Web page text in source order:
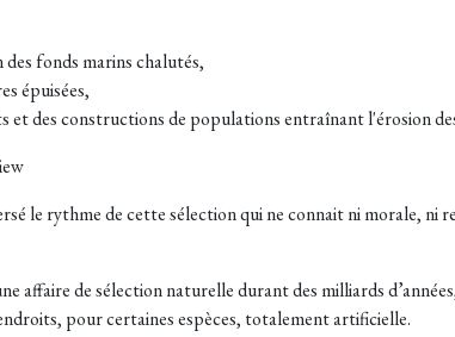
fonds marins chalutés,
épuisées,
et des constructions de populations entraînant l'érosion
le rythme de cette sélection qui ne connait ni morale, ni
affaire de sélection naturelle durant des milliards
pour certaines espèces, totalement artificielle.